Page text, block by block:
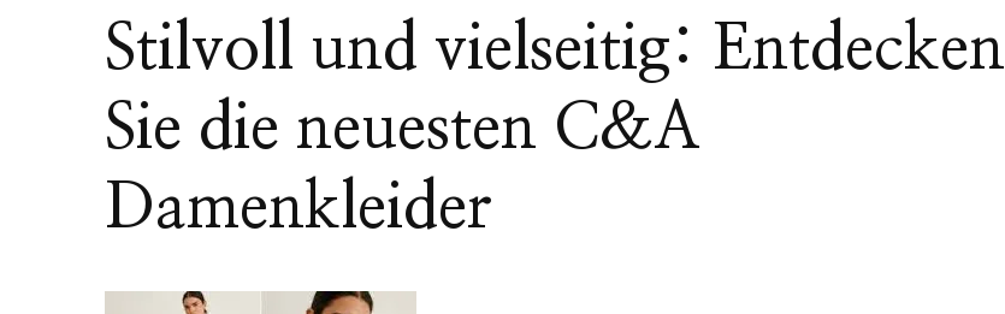
Stilvoll und vielseitig: Entdecken
Sie die neuesten C&A
Damenkleider